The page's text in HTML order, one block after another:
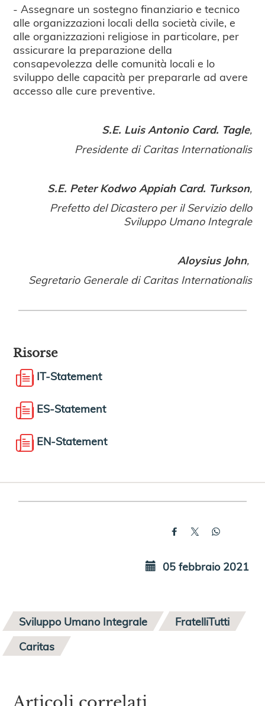
- Assegnare un sostegno finanziario e tecnico
alle organizzazioni locali della società civile, e
alle organizzazioni religiose in particolare, per
assicurare la preparazione della
consapevolezza delle comunità locali e lo
sviluppo delle capacità per prepararle ad avere
accesso alle cure preventive.
S.E. Luis Antonio Card. Tagle,
Presidente di Caritas Internationalis
S.E. Peter Kodwo Appiah Card. Turkson,
Prefetto del Dicastero per il Servizio dello
Sviluppo Umano Integrale
Aloysius John,
Segretario Generale di Caritas Internationalis
Risorse
IT-Statement
ES-Statement
EN-Statement
05 febbraio 2021
Sviluppo Umano Integrale
FratelliTutti
Caritas